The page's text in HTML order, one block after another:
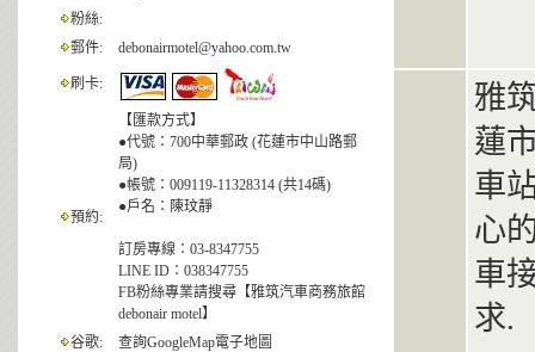
粉絲:
郵件:
debonairmotel@yahoo.com.tw
刷卡:
預約:
【匯款方式】
●代號：700中華郵政 (花蓮市中山路郵
局)
●帳號：009119-11328314 (共14碼)
●戶名：陳玟靜
訂房專線：03-8347755
LINE ID：038347755
FB粉絲專業請搜尋【雅筑汽車商務旅館
debonair motel】
谷歌:
查詢GoogleMap電子地圖
雅
蓮
車
心
車
求.